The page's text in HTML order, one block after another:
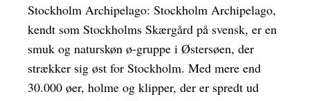
Stockholm Archipelago: Stockholm Archipelago,
kendt som Stockholms Skærgård på svensk, er en
smuk og naturskøn ø-gruppe i Østersøen, der
strækker sig øst for Stockholm. Med mere end
30.000 øer, holme og klipper, der er spredt ud